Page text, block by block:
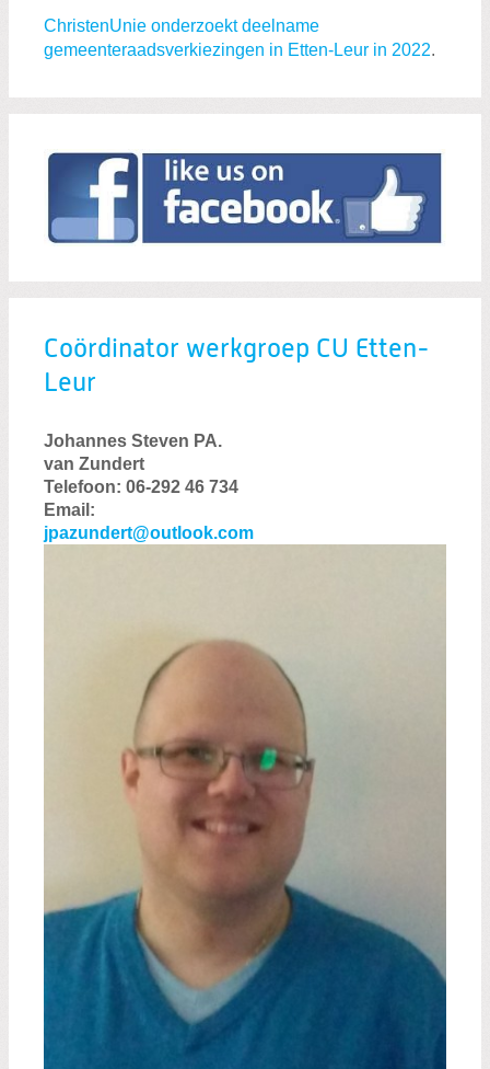
ChristenUnie onderzoekt deelname
gemeenteraadsverkiezingen in Etten-Leur in 2022.
Coördinator werkgroep CU Etten-
Leur
Johannes Steven PA.
van Zundert
Telefoon: 06-292 46 734
Email:
jpazundert@outlook.com